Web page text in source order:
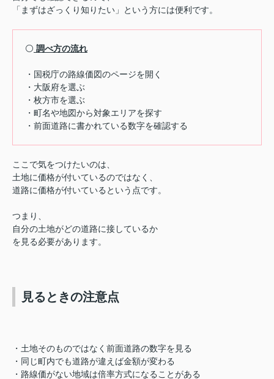
「まずはざっくり知りたい」という方には便利です。
⚪️ 調べ方の流れ
・国税庁の路線価図のページを開く
・大阪府を選ぶ
・枚方市を選ぶ
・町名や地図から対象エリアを探す
・前面道路に書かれている数字を確認する
ここで気をつけたいのは、
土地に価格が付いているのではなく、
道路に価格が付いているという点です。
つまり、
自分の土地がどの道路に接しているか
を見る必要があります。
見るときの注意点
・土地そのものではなく前面道路の数字を見る
・同じ町内でも道路が違えば金額が変わる
・路線価がない地域は倍率方式になることがある